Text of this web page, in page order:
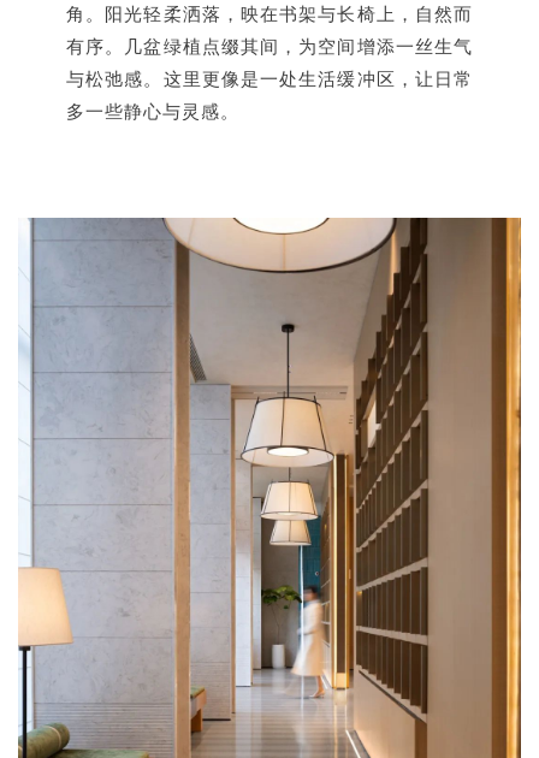
角。阳光轻柔洒落，映在书架与长椅上，自然而
有序。几盆绿植点缀其间，为空间增添一丝生气
与松弛感。这里更像是一处生活缓冲区，让日常
多一些静心与灵感。